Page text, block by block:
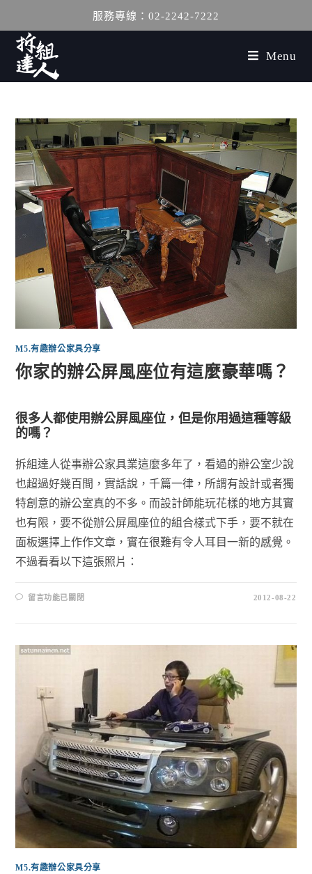
服務專線：02-2242-7222
Menu
M5.有趣辦公家具分享
你家的辦公屏風座位有這麼豪華嗎？
很多人都使用辦公屏風座位，但是你用過這種等級
的嗎？
拆組達人從事辦公家具業這麼多年了，看過的辦公室少說
也超過好幾百間，實話說，千篇一律，所謂有設計或者獨
特創意的辦公室真的不多。而設計師能玩花樣的地方其實
也有限，要不從辦公屏風座位的組合樣式下手，要不就在
面板選擇上作作文章，實在很難有令人耳目一新的感覺。
不過看看以下這張照片：
留言功能已關閉 2012-08-22
M5.有趣辦公家具分享